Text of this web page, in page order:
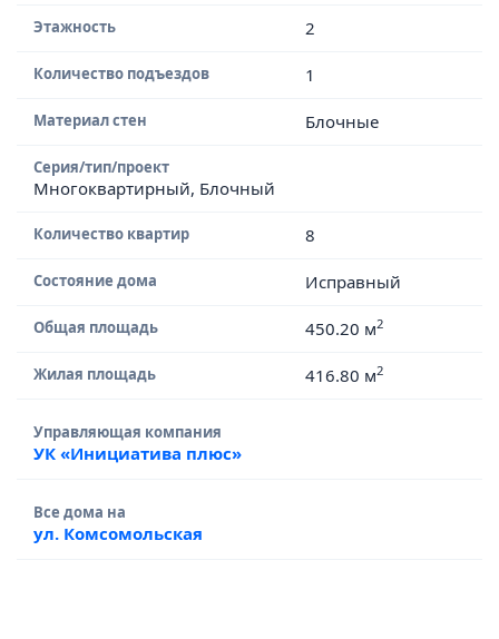
Этажность 2
Количество подъездов 1
Материал стен Блочные
Серия/тип/проект
Многоквартирный, Блочный
Количество квартир 8
Состояние дома Исправный
Общая площадь 450.20 м2
Жилая площадь 416.80 м2
Управляющая компания
УК «Инициатива плюс»
Все дома на
ул. Комсомольская